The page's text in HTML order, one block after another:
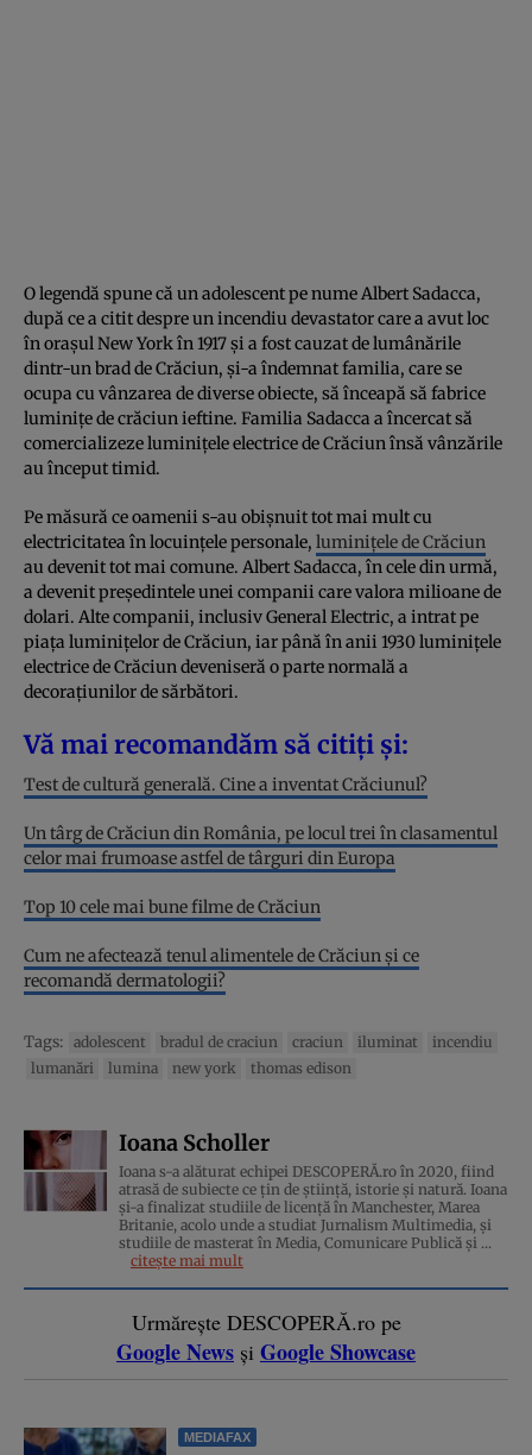
O legendă spune că un adolescent pe nume Albert Sadacca,
după ce a citit despre un incendiu devastator care a avut loc
în orașul New York în 1917 și a fost cauzat de lumânările
dintr-un brad de Crăciun, și-a îndemnat familia, care se
ocupa cu vânzarea de diverse obiecte, să înceapă să fabrice
luminițe de crăciun ieftine. Familia Sadacca a încercat să
comercializeze luminițele electrice de Crăciun însă vânzările
au început timid.
Pe măsură ce oamenii s-au obișnuit tot mai mult cu
electricitatea în locuințele personale, luminițele de Crăciun
au devenit tot mai comune. Albert Sadacca, în cele din urmă,
a devenit președintele unei companii care valora milioane de
dolari. Alte companii, inclusiv General Electric, a intrat pe
piața luminițelor de Crăciun, iar până în anii 1930 luminițele
electrice de Crăciun deveniseră o parte normală a
decorațiunilor de sărbători.
Vă mai recomandăm să citiți și:
Test de cultură generală. Cine a inventat Crăciunul?
Un târg de Crăciun din România, pe locul trei în clasamentul
celor mai frumoase astfel de târguri din Europa
Top 10 cele mai bune filme de Crăciun
Cum ne afectează tenul alimentele de Crăciun și ce
recomandă dermatologii?
Tags: adolescent bradul de craciun craciun iluminat
incendiu
lumanări
lumina new york thomas edison
Ioana Scholler
Ioana s-a alăturat echipei DESCOPERĂ.ro în 2020, fiind
atrasă de subiecte ce țin de știință, istorie și natură. Ioana
și-a finalizat studiile de licență în Manchester, Marea
Britanie, acolo unde a studiat Jurnalism Multimedia, și
studiile de masterat în Media, Comunicare Publică și ...
citește mai mult
Urmărește DESCOPERĂ.ro pe
Google News și Google Showcase
MEDIAFAX